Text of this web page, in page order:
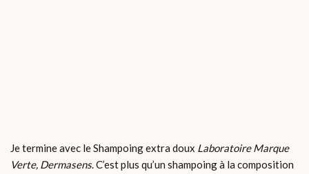
Je termine avec le Shampoing extra doux Laboratoire Marque
Verte, Dermasens. C’est plus qu’un shampoing à la composition